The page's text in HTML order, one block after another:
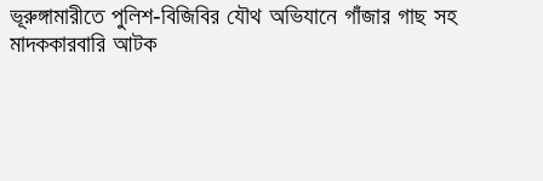
ভূরুঙ্গামারীতে পুলিশ-বিজিবির যৌথ অভিযানে গাঁজার গাছ সহ
মাদককারবারি আটক